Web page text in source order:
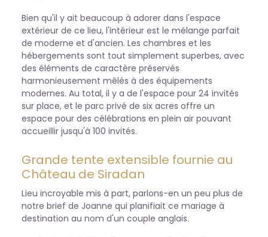
Bien qu'il y ait beaucoup à adorer dans l'espace
extérieur de ce lieu, l'intérieur est le mélange parfait
de moderne et d'ancien. Les chambres et les
hébergements sont tout simplement superbes, avec
des éléments de caractère préservés
harmonieusement mêlés à des équipements
modernes. Au total, il y a de l'espace pour 24 invités
sur place, et le parc privé de six acres offre un
espace pour des célébrations en plein air pouvant
accueillir jusqu'à 100 invités.
Grande tente extensible fournie au
Château de Siradan
Lieu incroyable mis à part, parlons-en un peu plus de
notre brief de Joanne qui planifiait ce mariage à
destination au nom d'un couple anglais.